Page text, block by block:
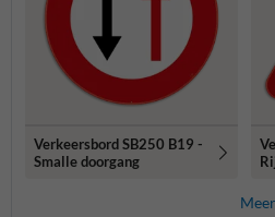
Verkeersbord SB250 B19 -
Smalle doorgang